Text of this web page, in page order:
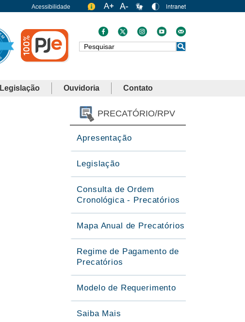
Acessibilidade
Busca
Legislação Ouvidoria Contato
PRECATÓRIO/RPV
Apresentação
Legislação
Consulta de Ordem
Cronológica - Precatórios
Mapa Anual de Precatórios
Regime de Pagamento de
Precatórios
Modelo de Requerimento
Saiba Mais